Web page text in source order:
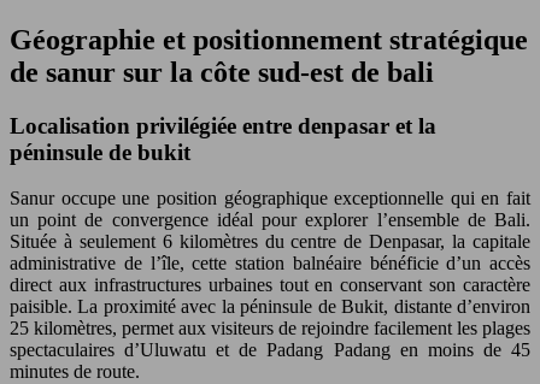
Géographie et positionnement stratégique
de sanur sur la côte sud-est de bali
Localisation privilégiée entre denpasar et la
péninsule de bukit
Sanur occupe une position géographique exceptionnelle qui en fait
un point de convergence idéal pour explorer l’ensemble de Bali.
Située à seulement 6 kilomètres du centre de Denpasar, la capitale
administrative de l’île, cette station balnéaire bénéficie d’un accès
direct aux infrastructures urbaines tout en conservant son caractère
paisible. La proximité avec la péninsule de Bukit, distante d’environ
25 kilomètres, permet aux visiteurs de rejoindre facilement les plages
spectaculaires d’Uluwatu et de Padang Padang en moins de 45
minutes de route.